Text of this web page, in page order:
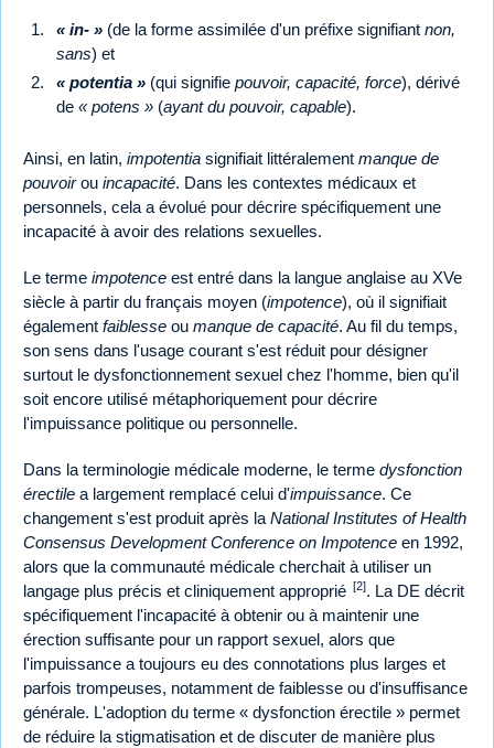
« in- » (de la forme assimilée d'un préfixe signifiant non,
sans) et
« potentia » (qui signifie pouvoir, capacité, force), dérivé
de « potens » (ayant du pouvoir, capable).
Ainsi, en latin, impotentia signifiait littéralement manque de
pouvoirou incapacité. Dans les contextes médicaux et
personnels, cela a évolué pour décrire spécifiquement une
incapacité à avoir des relations sexuelles.
Le terme impotence est entré dans la langue anglaise au XVe
siècle à partir du français moyen (impotence), où il signifiait
également faiblesse ou manque de capacité. Au fil du temps,
son sens dans l'usage courant s'est réduit pour désigner
surtout le dysfonctionnement sexuel chez l'homme, bien qu'il
soit encore utilisé métaphoriquement pour décrire
l'impuissance politique ou personnelle.
Dans la terminologie médicale moderne, le terme dysfonction
érectile a largement remplacé celui d'impuissance. Ce
changement s'est produit après la National Institutes of Health
Consensus Development Conference on Impotence en 1992,
alors que la communauté médicale cherchait à utiliser un
langage plus précis et cliniquement approprié [2]. La DE décrit
spécifiquement l'incapacité à obtenir ou à maintenir une
érection suffisante pour un rapport sexuel, alors que
l'impuissance a toujours eu des connotations plus larges et
parfois trompeuses, notamment de faiblesse ou d'insuffisance
générale. L'adoption du terme « dysfonction érectile » permet
de réduire la stigmatisation et de discuter de manière plus